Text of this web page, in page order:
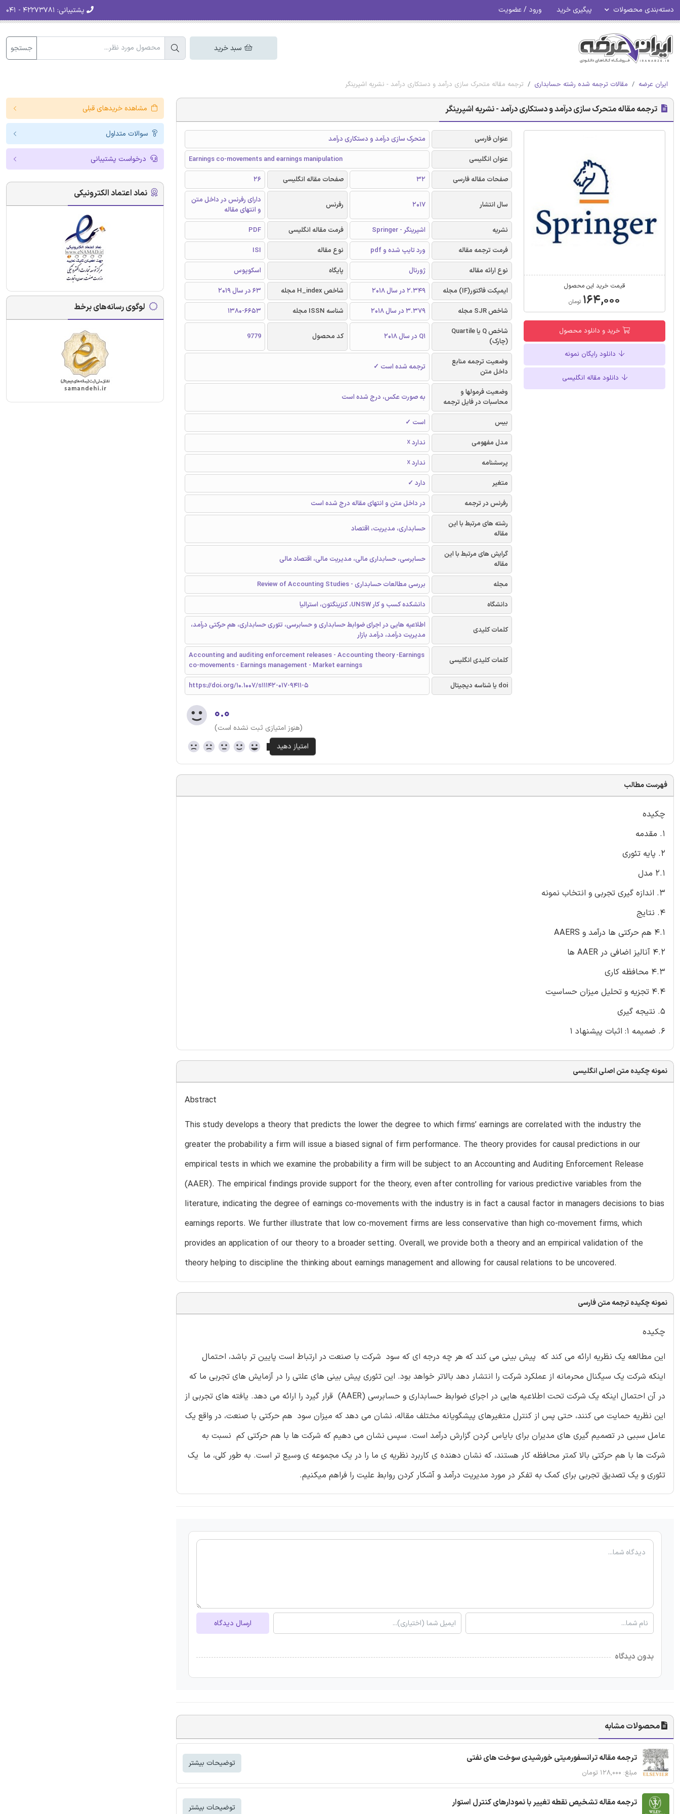
دسته‌بندی محصولات پیگیری خرید ورود / عضویت پشتیبانی:
سبد خرید جستجو
ایران عرضه مقالات ترجمه شده رشته حسابداری ترجمه مقاله متحرک سازی درآمد و دستکاری درآمد - نشریه اشپرینگر
ترجمه مقاله متحرک سازی درآمد و دستکاری درآمد - نشریه اشپرینگر
قیمت خرید این محصول
۱۶۴,۰۰۰ تومان
خرید و دانلود محصول
دانلود رایگان نمونه
دانلود مقاله انگلیسی
عنوان فارسی
متحرک سازی درآمد و دستکاری درآمد
عنوان انگلیسی
Earnings co-movements and earnings manipulation
صفحات مقاله فارسی
32 صفحات مقاله انگلیسی 26
سال انتشار 2017 رفرنس
دارای رفرنس در داخل متن
و انتهای مقاله
نشریه
اشپرینگر - Springer فرمت مقاله انگلیسی
PDF
فرمت ترجمه مقاله
ورد تایپ شده و pdf نوع مقاله
ISI
نوع ارائه مقاله
ژورنال پایگاه
اسکوپوس
ایمپکت فاکتور(IF) مجله
2.349 در سال 2018 شاخص H_index مجله
63 در سال 2019
شاخص SJR مجله
3.379 در سال 2018 شناسه ISSN مجله
1380-6653
شاخص Q یا Quartile
(چارک)
Q1 در سال 2018 کد محصول 9779
وضعیت ترجمه منابع
داخل متن
ترجمه شده است ✓
وضعیت فرمولها و
محاسبات در فایل ترجمه
به صورت عکس، درج شده است
بیس
است ✓
مدل مفهومی
ندارد ☓
پرسشنامه
ندارد ☓
متغیر
دارد ✓
رفرنس در ترجمه
در داخل متن و انتهای مقاله درج شده است
رشته های مرتبط با این
مقاله
حسابداری، مدیریت، اقتصاد
گرایش های مرتبط با این
مقاله
حسابرسی، حسابداری مالی، مدیریت مالی، اقتصاد مالی
مجله
بررسی مطالعات حسابداری - Review of Accounting Studies
دانشگاه
دانشکده کسب و کار UNSW، کنزینگتون، استرالیا
کلمات کلیدی
اطلاعیه هایی در اجرای ضوابط حسابداری و حسابرسی، تئوری حسابداری، هم حرکتی درآمد،
مدیریت درآمد، درآمد بازار
کلمات کلیدی انگلیسی
Accounting and auditing enforcement releases - Accounting theory -Earnings
co-movements - Earnings management - Market earnings
doi یا شناسه دیجیتال
https://doi.org/10.1007/s11142-017-9411-5
۰.۰
(هنوز امتیازی ثبت نشده است)
فهرست مطالب
چکیده
1. مقدمه
2. پایه تئوری
2.1 مدل
3. اندازه گیری تجربی و انتخاب نمونه
4. نتایج
4.1 هم حرکتی ها درآمد و AAERS
4.2 آنالیز اضافی در AAER ها
4.3 محافظه کاری
4.4 تجزیه و تحلیل میزان حساسیت
5. نتیجه گیری
6. ضمیمه 1: اثبات پیشنهاد 1
نمونه چکیده متن اصلی انگلیسی
Abstract
This study develops a theory that predicts the lower the degree to which firms’ earnings are correlated with the industry the
greater the probability a firm will issue a biased signal of firm performance. The theory provides for causal predictions in our
empirical tests in which we examine the probability a firm will be subject to an Accounting and Auditing Enforcement Release
(AAER). The empirical findings provide support for the theory, even after controlling for various predictive variables from the
literature, indicating the degree of earnings co-movements with the industry is in fact a causal factor in managers decisions to bias
earnings reports. We further illustrate that low co-movement firms are less conservative than high co-movement firms, which
provides an application of our theory to a broader setting. Overall, we provide both a theory and an empirical validation of the
theory helping to discipline the thinking about earnings management and allowing for causal relations to be uncovered.
نمونه چکیده ترجمه متن فارسی
چکیده
این مطالعه یک نظریه ارائه می کند که پیش بینی می کند که هر چه درجه ای که سود شرکت با صنعت در ارتباط است پایین تر باشد، احتمال
اینکه شرکت یک سیگنال محرمانه از عملکرد شرکت را انتشار دهد بالاتر خواهد بود. این تئوری پیش بینی های علتی را در آزمایش های تجربی ما که
در آن احتمال اینکه یک شرکت تحت اطلاعیه هایی در اجرای ضوابط حسابداری و حسابرسی (AAER) قرار گیرد را ارائه می دهد. یافته های تجربی از
این نظریه حمایت می کنند، حتی پس از کنترل متغیرهای پیشگویانه مختلف مقاله، نشان می دهد که میزان سود هم حرکتی با صنعت، در واقع یک
عامل سببی در تصمیم گیری های مدیران برای بایاس کردن گزارش درآمد است. سپس نشان می دهیم که شرکت ها با هم حرکتی کم نسبت به
شرکت ها با هم حرکتی بالا کمتر محافظه کار هستند، که نشان دهنده ی کاربرد نظریه ی ما را در یک مجموعه ی وسیع تر است. به طور کلی، ما یک
تئوری و یک تصدیق تجربی برای کمک به تفکر در مورد مدیریت درآمد و آشکار کردن روابط علیت را فراهم میکنیم.
ارسال دیدگاه
بدون دیدگاه
محصولات مشابه
ترجمه مقاله ترانسفورمیتی خورشیدی سوخت های نفتی
مبلغ: ۱۲۸,۰۰۰ تومان
توضیحات بیشتر
ترجمه مقاله تشخیص نقطه تغییر با نمودارهای کنترل استوار توضیحات بیشتر
مشاهده خریدهای قبلی
سوالات متداول
درخواست پشتیبانی
نماد اعتماد الکترونیکی
لوگوی رسانه‌های برخط